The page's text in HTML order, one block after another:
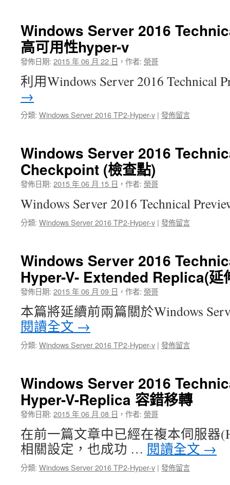
Windows Server 2016
高可用性hyper-v
發佈日期: 2015 年 06 月 22 日 ， 作者: 榮哥
利用Windows Server 2016 Technical
→
分類: Windows Server 2016 TP2-Hyper-v | 發佈留言
Windows Server 2016
Checkpoint (檢查點)
發佈日期: 2015 年 06 月 15 日 ， 作者: 榮哥
Windows Server 2016 Technical
分類: Windows Server 2016 TP2-Hyper-v | 發佈留言
Windows Server 2016
Hyper-V- Extended Replica(延
發佈日期: 2015 年 06 月 09 日 ， 作者: 榮哥
本篇將延續前兩篇關於Windows
閱讀全文 →
分類: Windows Server 2016 TP2-Hyper-v | 發佈留言
Windows Server 2016
Hyper-V-Replica 容錯移轉
發佈日期: 2015 年 06 月 08 日 ， 作者: 榮哥
在前一篇文章中已經在複本伺服器
相關設定，也成功 … 閱讀全文 →
分類: Windows Server 2016 TP2-Hyper-v | 發佈留言